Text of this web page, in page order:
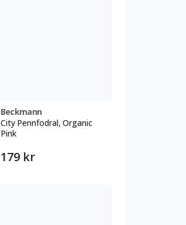
Beckmann
City Pennfodral, Organic
Pink
179 kr